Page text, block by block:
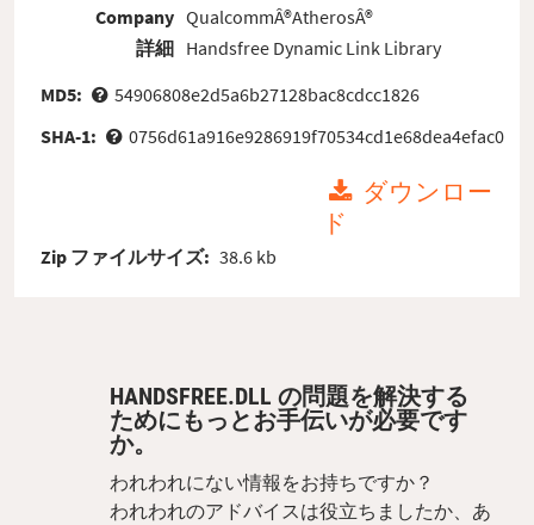
Company
詳細
QualcommÂ®AtherosÂ®
Handsfree Dynamic Link Library
MD5:
54906808e2d5a6b27128bac8cdcc1826
SHA-1:
0756d61a916e9286919f70534cd1e68dea4efac0
ダウンロー
ド
Zip ファイルサイズ: 38.6 kb
HANDSFREE.DLL の問題を解決する
ためにもっとお手伝いが必要です
か。
われわれにない情報をお持ちですか？
われわれのアドバイスは役立ちましたか、あ